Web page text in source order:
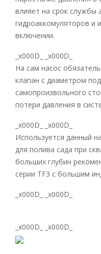
влияет на срок службы
гидроаккомуляторов и
включении.
_x000D_ _x000D_
На сам насос
клапан c диаметром
самопроизвольного
потери давления в
_x000D_ _x000D_
Используется данный
для полива сада при
больших глубин
серии TF3 с большим
_x000D_ _x000D_
_x000D_ _x000D_